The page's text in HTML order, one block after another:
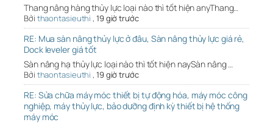
Thang nâng hàng thủy lực loại nào thì tốt hiện anyThang…
Bởi thaontasieuthi , 19 giờ trước
RE: Mua sàn nâng thủy lực ở đâu, Sàn nâng thủy lực giá rẻ,
Dock leveler giá tốt
Sàn nâng hạ thủy lực loại nào thì tốt hiện naySàn nâng …
Bởi thaontasieuthi , 19 giờ trước
RE: Sửa chữa máy móc thiết bị tự động hóa, máy móc công
nghiệp, máy thủy lực, bảo dưỡng định kỳ thiết bị hệ thống
máy móc